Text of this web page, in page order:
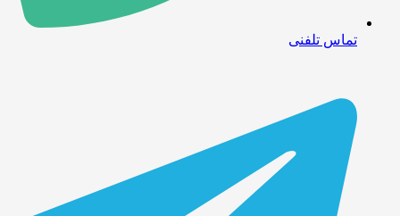
تماس تلفنی